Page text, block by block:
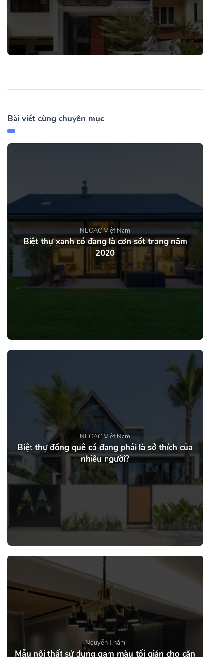
Bài viết cùng chuyên mục
NEOAC Việt Nam
Biệt thự xanh có đang là cơn sốt trong năm
2020
NEOAC Việt Nam
Biệt thự đồng quê có đang phải là sở thích của
nhiều người?
Nguyễn Thắm
Mẫu nội thất sử dụng gam màu tối giản cho căn